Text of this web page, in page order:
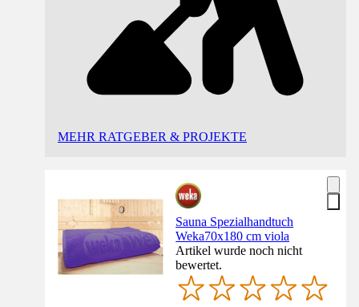
MEHR RATGEBER & PROJEKTE
Sauna Spezialhandtuch
Weka70x180 cm viola
Artikel wurde noch nicht
bewertet.